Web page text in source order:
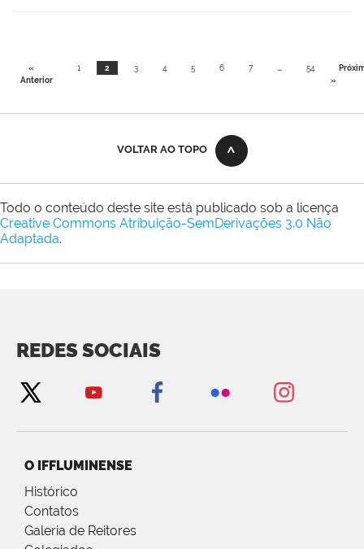
«
Anterior
1 2 3 4 5 6 7 ... 54
»
VOLTAR AO TOPO
Todo o conteúdo deste site está publicado sob a licença
Creative Commons Atribuição-SemDerivações 3.0 Não
Adaptada.
REDES SOCIAIS
O IFFLUMINENSE
Histórico
Contatos
Galeria de Reitores